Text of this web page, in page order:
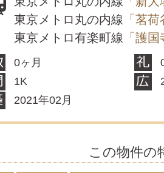
東京メトロ丸の内線 「茗
東京メトロ有楽町線 「護
0ヶ月
1K
2021年02月
この物件の